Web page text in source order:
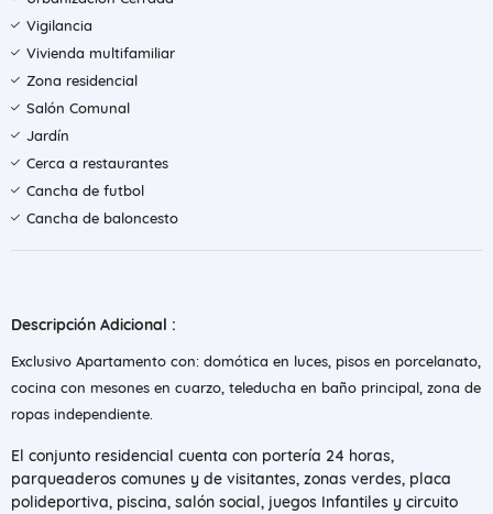
Vigilancia
Vivienda multifamiliar
Zona residencial
Salón Comunal
Jardín
Cerca a restaurantes
Cancha de futbol
Cancha de baloncesto
Descripción Adicional :
Exclusivo Apartamento con: domótica en luces, pisos en porcelanato,
cocina con mesones en cuarzo, teleducha en baño principal, zona de
ropas independiente.
El conjunto residencial cuenta con portería 24 horas,
parqueaderos comunes y de visitantes, zonas verdes, placa
polideportiva, piscina, salón social, juegos Infantiles y circuito